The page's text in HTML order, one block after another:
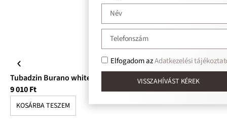
Tubadzin Burano white csempe
9 010Ft
KOSÁRBA TESZEM
Elfogadom azAdatkezelési
VISSZAHÍVÁST KÉREK